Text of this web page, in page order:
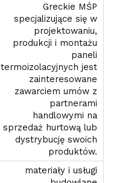
Greckie MŚP
specjalizujące się w
projektowaniu,
produkcji i montażu
paneli
termoizolacyjnych jest
zainteresowane
zawarciem umów z
partnerami
handlowymi na
sprzedaż hurtową lub
dystrybucję swoich
produktów.
materiały i usługi